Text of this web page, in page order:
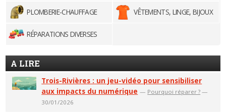
PLOMBERIE-CHAUFFAGE VÊTEMENTS, LINGE, BIJOUX
RÉPARATIONS DIVERSES
A LIRE
Trois-Rivières : un jeu-vidéo pour sensibiliser
aux impacts du numérique — Pourquoi réparer ? —
30/01/2026